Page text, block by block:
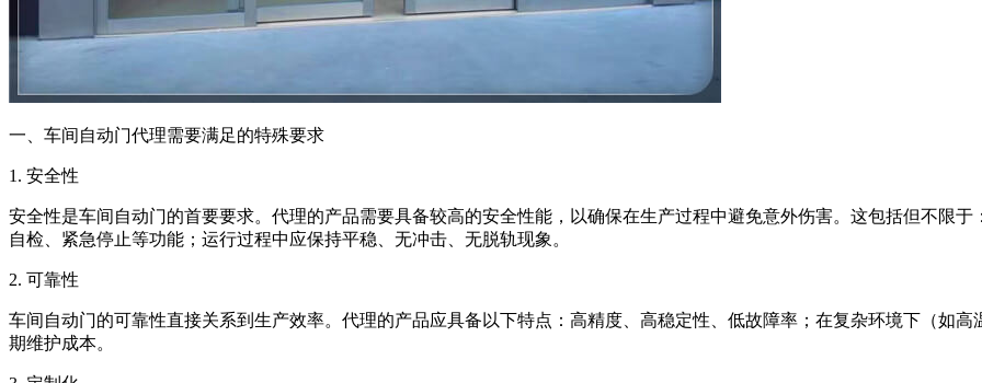
一、车间自动门代理需要满足的特殊要求
1. 安全性
安全性是车间自动门的首要要求。代理的产品需要具备较高的安全性能，以确保在生产过程中避免意外伤害。这包括但不限
自检、紧急停止等功能；运行过程中应保持平稳、无冲击、无脱轨现象。
2. 可靠性
车间自动门的可靠性直接关系到生产效率。代理的产品应具备以下特点：高精度、高稳定性、低故障率；在复杂环境下（如
期维护成本。